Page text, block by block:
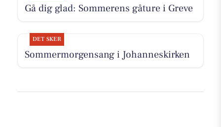
Gå dig glad: Sommerens gåture i Greve
DET SKER
Sommermorgensang i Johanneskirken